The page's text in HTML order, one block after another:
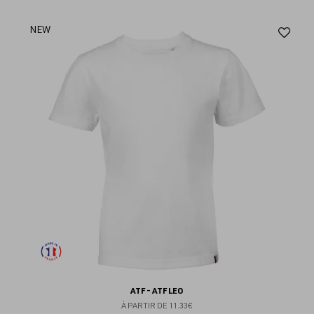
NEW
ATF - ATF LEO
À PARTIR DE 11.33€